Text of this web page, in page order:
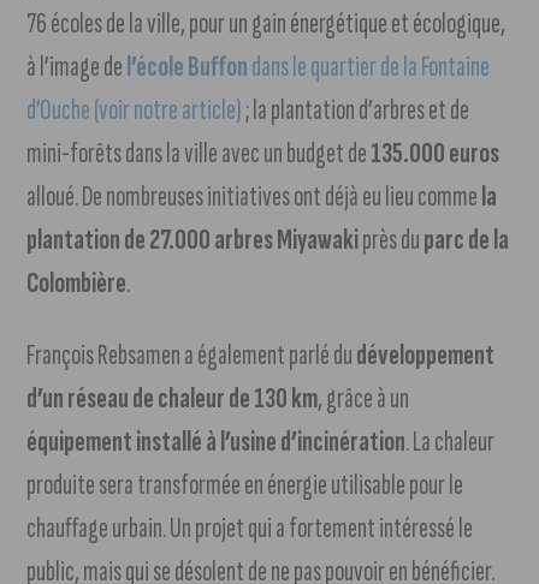
76 écoles de la ville, pour un gain énergétique et écologique,
à l’image del’école Buffondans le quartier de la Fontaine
d’Ouche (voir notre article); la plantation d’arbres et de
mini-forêts dans la ville avec un budget de135.000 euros
alloué. De nombreuses initiatives ont déjà eu lieu commela
plantation de 27.000 arbres Miyawakiprès duparc de la
Colombière.
François Rebsamen a également parlé dudéveloppement
d’un réseau de chaleur de 130 km, grâce à un
équipement installé à l’usine d’incinération. La chaleur
produite sera transformée en énergie utilisable pour le
chauffage urbain. Un projet qui a fortement intéressé le
public, mais qui se désolent de ne pas pouvoir en bénéficier.